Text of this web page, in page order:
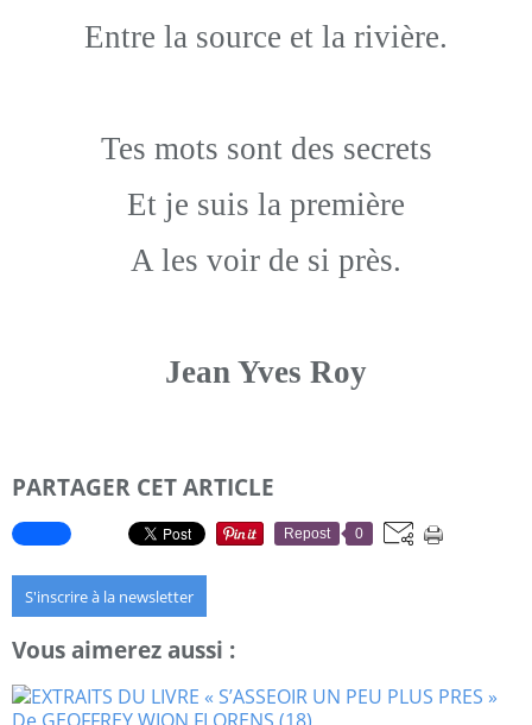
Entre la source et la rivière.
Tes mots sont des secrets
Et je suis la première
A les voir de si près.
Jean Yves Roy
PARTAGER CET ARTICLE
Repost 0
S'inscrire à la newsletter
Vous aimerez aussi :